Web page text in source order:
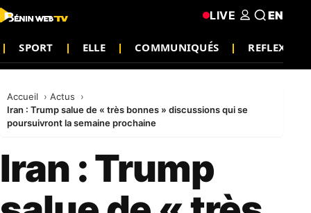
SPORT ELLE COMMUNIQUÉS REFLEXION
LIVE EN
Accueil
Actus
Iran : Trump salue de « très bonnes » discussions qui se
poursuivront la semaine prochaine
Iran : Trump